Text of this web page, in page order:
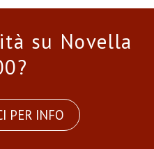
su Novella
PER INFO